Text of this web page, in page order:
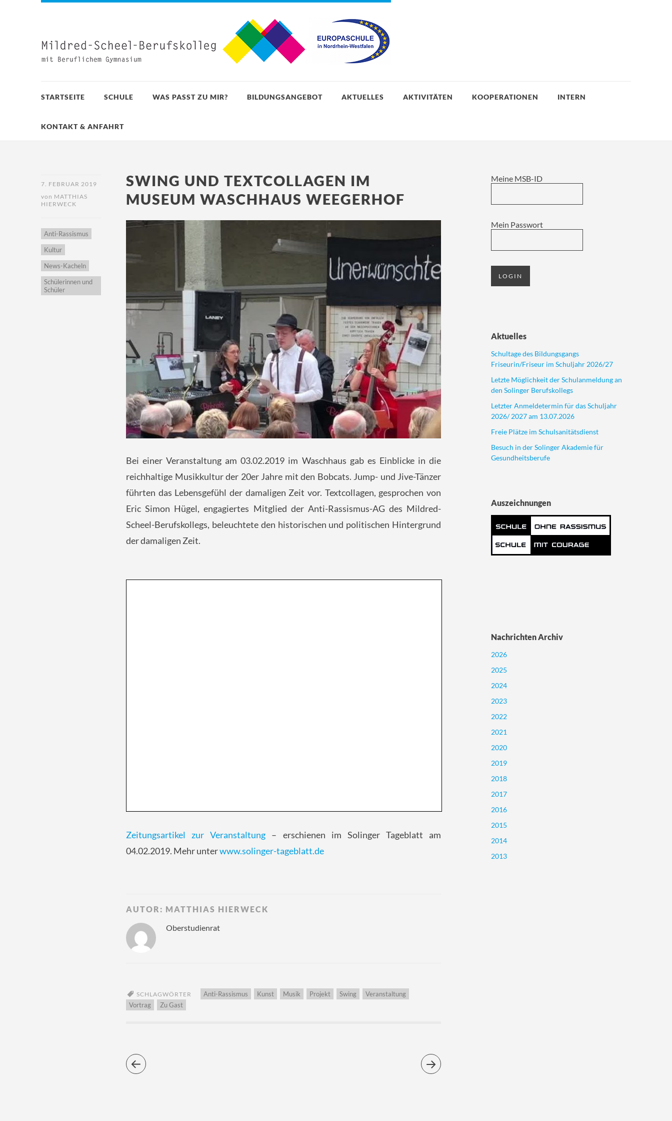
STARTSEITE SCHULE WAS PASST ZU MIR? BILDUNGSANGEBOT AKTUELLES AKTIVITÄTEN KOOPERATIONEN INTERN
KONTAKT & ANFAHRT
7. FEBRUAR 2019
von MATTHIAS
HIERWECK
Anti-Rassismus
Kultur
News-Kacheln
Schülerinnen und
Schüler
SWING UND TEXTCOLLAGEN IM
MUSEUM WASCHHAUS WEEGERHOF
Bei einer Veranstaltung am 03.02.2019 im Waschhaus gab es Einblicke in die
reichhaltige Musikkultur der 20er Jahre mit den Bobcats. Jump- und Jive-Tänzer
führten das Lebensgefühl der damaligen Zeit vor. Textcollagen, gesprochen von
Eric Simon Hügel, engagiertes Mitglied der Anti-Rassismus-AG des Mildred-
Scheel-Berufskollegs, beleuchtete den historischen und politischen Hintergrund
der damaligen Zeit.
Zeitungsartikel zur Veranstaltung – erschienen im Solinger Tageblatt am
04.02.2019. Mehr unterwww.solinger-tageblatt.de
AUTOR: MATTHIAS HIERWECK
Oberstudienrat
SCHLAGWÖRTER Anti-Rassismus Kunst Musik Projekt Swing
Veranstaltung
Vortrag
Zu Gast
Meine MSB-ID
Mein Passwort
Aktuelles
Schultage des Bildungsgangs
Friseurin/Friseur im Schuljahr 2026/27
Letzte Möglichkeit der Schulanmeldung an
den Solinger Berufskollegs
Letzter Anmeldetermin für das Schuljahr
2026/ 2027 am 13.07.2026
Freie Plätze im Schulsanitätsdienst
Besuch in der Solinger Akademie für
Gesundheitsberufe
Auszeichnungen
Nachrichten Archiv
2026
2025
2024
2023
2022
2021
2020
2019
2018
2017
2016
2015
2014
2013